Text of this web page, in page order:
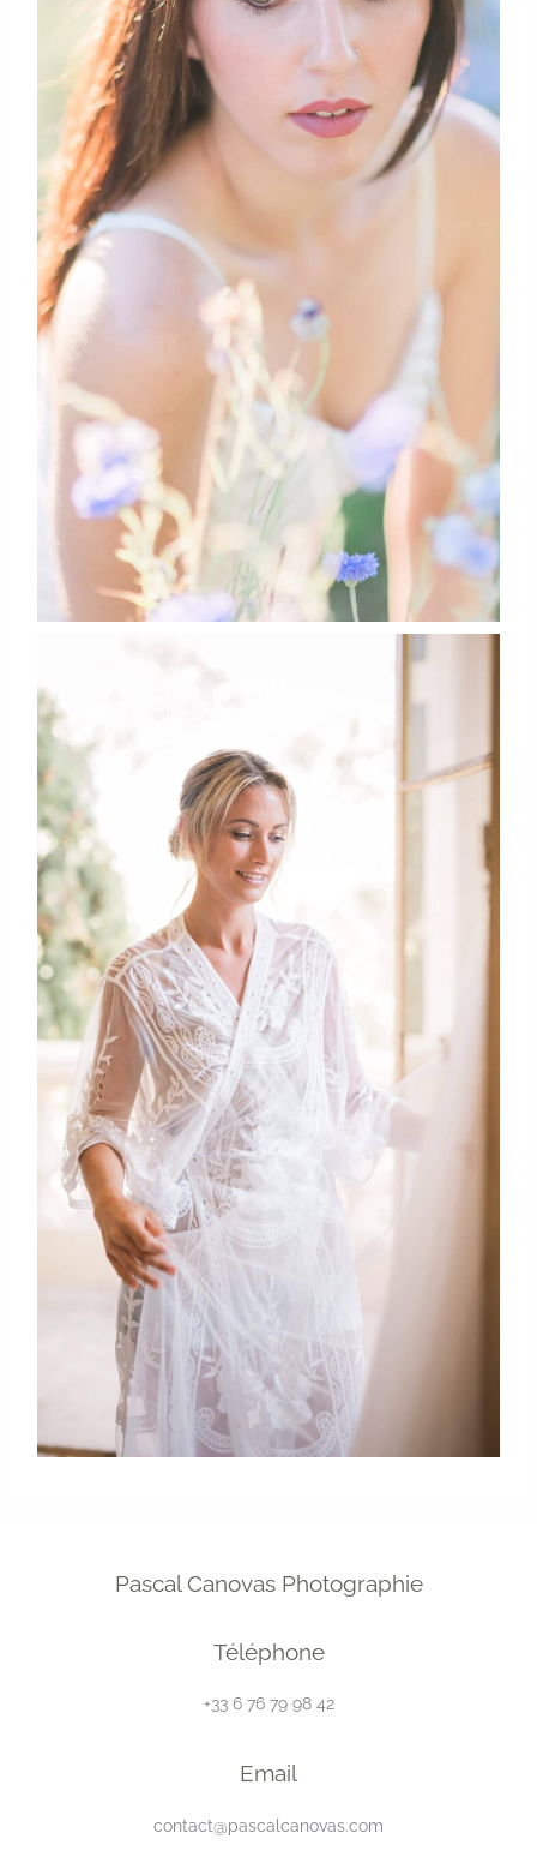
Pascal Canovas Photographie
Téléphone
+33 6 76 79 98 42
Email
contact@pascalcanovas.com